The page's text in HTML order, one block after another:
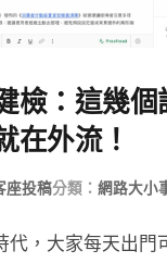
檢：這幾個
在外流！
座投稿分類： 網路大小
代，大家每天出門